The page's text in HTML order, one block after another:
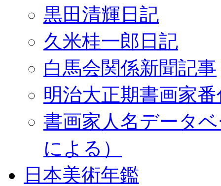
黒田清輝日記
久米桂一郎日記
白馬会関係新聞記事
明治大正期書画家
書画家人名データ
による）
日本美術年鑑